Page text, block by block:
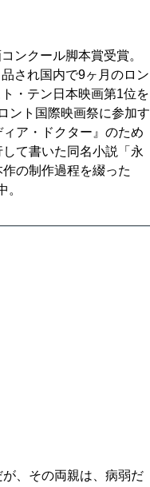
ンクール脚本賞受賞。
され国内で9ヶ月のロン
・テン日本映画第1位を
ント国際映画祭に参加す
ア・ドクター』のため
て書いた同名小説「永
の制作過程を綴った
。
、その両親は、病弱だ